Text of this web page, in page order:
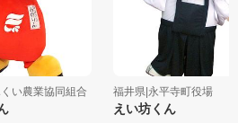
くい農業協同組合 福井県|永平寺町役場
えい坊くん